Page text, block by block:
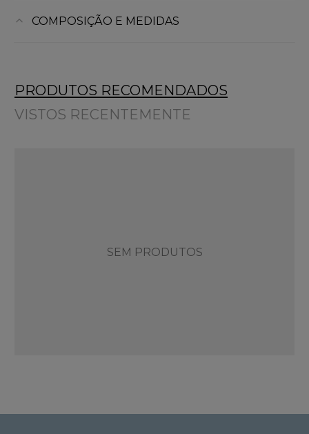
COMPOSIÇÃO E MEDIDAS
PRODUTOS RECOMENDADOS
VISTOS RECENTEMENTE
SEM PRODUTOS